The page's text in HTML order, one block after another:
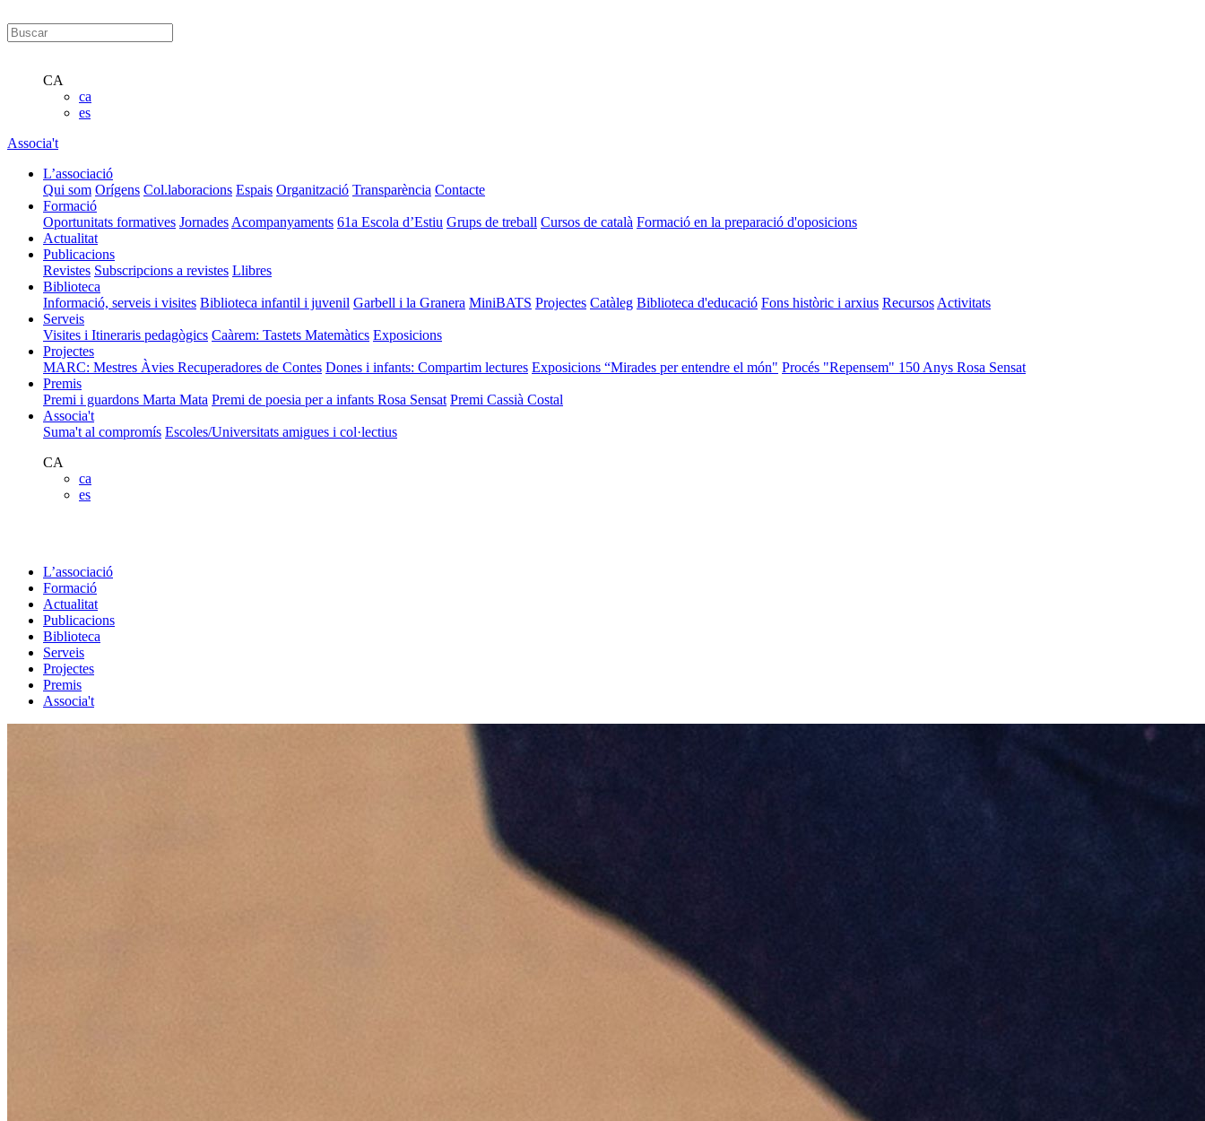
CA
ca
es
Associa't
L’associació
Qui som Orígens Col.laboracions Espais Organització Transparència Contacte
Formació
Oportunitats formatives Jornades Acompanyaments 61a Escola d’Estiu Grups de treball Cursos de català Formació en la preparació d'oposicions
Actualitat
Publicacions
Revistes Subscripcions a revistes Llibres
Biblioteca
Informació, serveis i visites Biblioteca infantil i juvenil Garbell i la Granera MiniBATS Projectes Catàleg Biblioteca d'educació Fons històric i arxius Recursos Activitats
Serveis
Visites i Itineraris pedagògics Caàrem: Tastets Matemàtics Exposicions
Projectes
MARC: Mestres Àvies Recuperadores de Contes Dones i infants: Compartim lectures Exposicions “Mirades per entendre el món" Procés "Repensem" 150 Anys Rosa Sensat
Premis
Premi i guardons Marta Mata Premi de poesia per a infants Rosa Sensat Premi Cassià Costal
Associa't
Suma't al compromís Escoles/Universitats amigues i col·lectius
CA
ca
es
L’associació
Formació
Actualitat
Publicacions
Biblioteca
Serveis
Projectes
Premis
Associa't